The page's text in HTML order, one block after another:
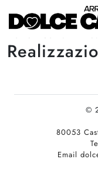
Home Contatti
©
80053
Email